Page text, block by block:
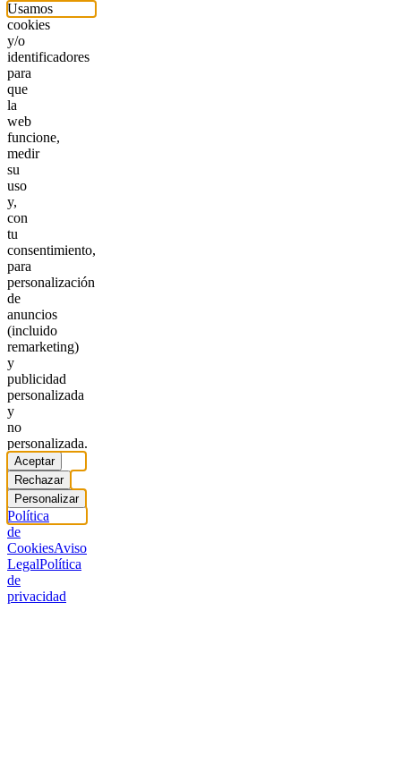
Usamos
cookies
y/o
identificadores
para
que
la
web
funcione,
medir
su
uso
y,
con
tu
consentimiento,
para
personalización
de
anuncios
(incluido
remarketing)
y
publicidad
personalizada
y
no
personalizada.
Aceptar
Rechazar
Personalizar
Política
de
CookiesAviso
LegalPolítica
de
privacidad